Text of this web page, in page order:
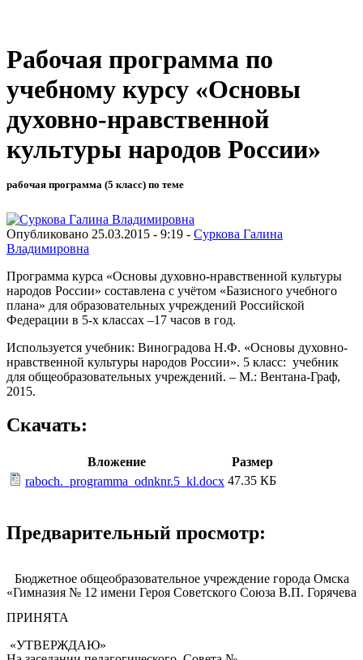
Рабочая программа по
учебному курсу «Основы
духовно-нравственной
культуры народов России»
рабочая программа (5 класс) по теме
Опубликовано 25.03.2015 - 9:19 - Суркова Галина
Владимировна
Программа курса «Основы духовно-нравственной культуры
народов России» составлена с учётом «Базисного учебного
плана» для образовательных учреждений Российской
Федерации в 5-х классах –17 часов в год.
Используется учебник: Виноградова Н.Ф. «Основы духовно-
нравственной культуры народов России». 5 класс: учебник
для общеобразовательных учреждений. – М.: Вентана-Граф,
2015.
Скачать:
Вложение
Размер
raboch._programma_odnknr.5_kl.docx 47.35 КБ
Предварительный просмотр:
Бюджетное общеобразовательное учреждение города Омска
«Гимназия № 12 имени Героя Советского Союза В.П. Горячева
ПРИНЯТА
«УТВЕРЖДАЮ»